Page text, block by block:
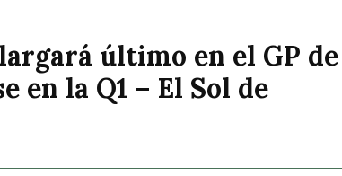
último en el GP de
en la Q1 – El Sol de